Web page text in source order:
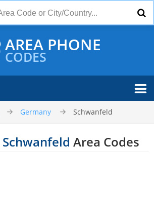
AREA PHONE
CODES
Germany Schwanfeld
Area Codes